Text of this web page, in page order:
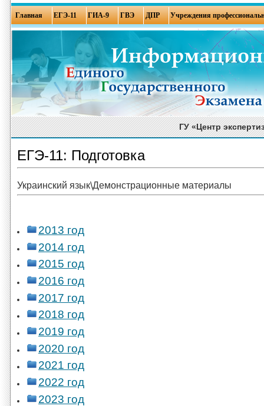
Главная ЕГЭ-11 ГИА-9 ГВЭ ДПР Учреждения
ГУ «Центр
ЕГЭ-11: Подготовка
Украинский язык\Демонстрационные материалы
2013 год
2014 год
2015 год
2016 год
2017 год
2018 год
2019 год
2020 год
2021 год
2022 год
2023 год